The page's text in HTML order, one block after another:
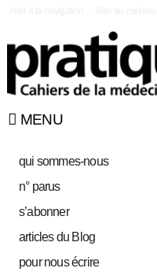
MENU
qui sommes-nous
n° parus
s’abonner
articles du Blog
pour nous écrire